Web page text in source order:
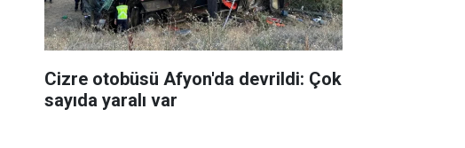
Cizre otobüsü Afyon'da devrildi: Çok
sayıda yaralı var